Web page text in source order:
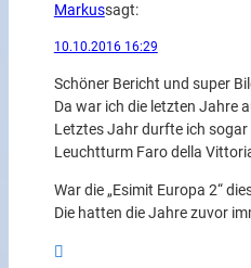
Markussagt:
10.10.2016 16:29
Schöner Bericht und super
Da war ich die letzten Jahre
Letztes Jahr durfte ich
Leuchtturm Faro della
War die „Esimit Europa 2“
Die hatten die Jahre zuvor